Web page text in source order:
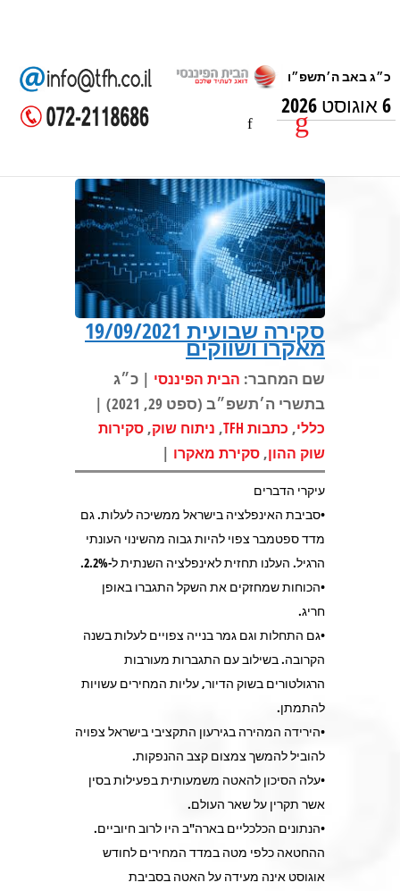
6 אוגוסט 2026
סקירה שבועית 19/09/2021
מאקרו ושווקים
שם המחבר: הבית הפיננסי | כ״ג
בתשרי ה׳תשפ״ב (ספט 29, 2021) |
כללי, כתבות TFH , ניתוח שוק, סקירות
שוק ההון, סקירת מאקרו |
עיקרי הדברים
•סביבת האינפלציה בישראל ממשיכה לעלות. גם
מדד ספטמבר צפוי להיות גבוה מהשינוי העונתי
הרגיל. העלנו תחזית לאינפלציה השנתית ל-2.2%.
•הכוחות שמחזקים את השקל התגברו באופן
חריג.
•גם התחלות וגם גמר בנייה צפויים לעלות בשנה
הקרובה. בשילוב עם התגברות מעורבות
הרגולטורים בשוק הדיור, עליות המחירים עשויות
להתמתן.
•הירידה המהירה בגירעון התקציבי בישראל צפויה
להוביל להמשך צמצום קצב ההנפקות.
•עלה הסיכון להאטה משמעותית בפעילות בסין
אשר תקרין על שאר העולם.
•הנתונים הכלכליים בארה"ב היו לרוב חיוביים.
ההחטאה כלפי מטה במדד המחירים לחודש
אוגוסט אינה מעידה על האטה בסביבת